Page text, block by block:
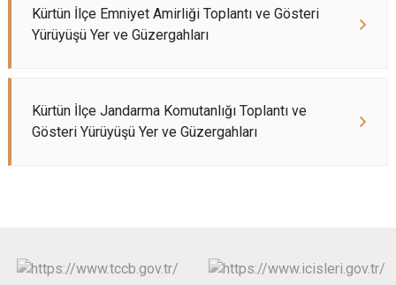
Kürtün İlçe Emniyet Amirliği Toplantı ve Gösteri
Yürüyüşü Yer ve Güzergahları
Kürtün İlçe Jandarma Komutanlığı Toplantı ve
Gösteri Yürüyüşü Yer ve Güzergahları